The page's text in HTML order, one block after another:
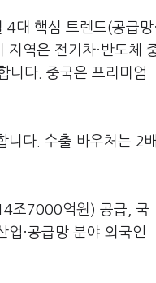
대 핵심 트렌드(공급망·
지역은 전기차·반도체
니다. 중국은 프리미엄
니다. 수출 바우처는 2배
조7000억원) 공급, 국
·공급망 분야 외국인